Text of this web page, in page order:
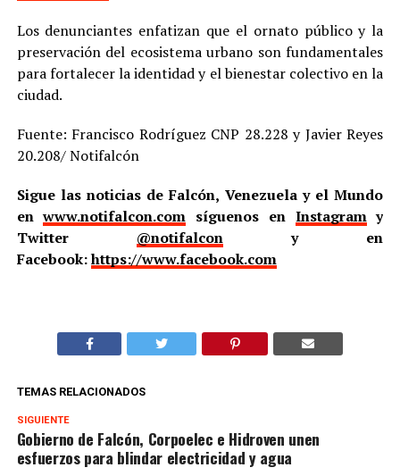
Los denunciantes enfatizan que el ornato público y la
preservación del ecosistema urbano son fundamentales
para fortalecer la identidad y el bienestar colectivo en la
ciudad.
Fuente: Francisco Rodríguez CNP 28.228 y Javier Reyes
20.208/ Notifalcón
Sigue las noticias de Falcón, Venezuela y el Mundo
enwww.notifalcon.com síguenos en Instagramy
Twitter @notifalcony en
Facebook:https://www.facebook.com
TEMAS RELACIONADOS
SIGUIENTE
Gobierno de Falcón, Corpoelec e Hidroven unen
esfuerzos para blindar electricidad y agua